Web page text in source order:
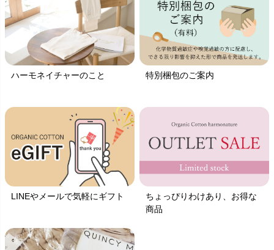
ハーモネイチャーのこと 特別梱包のご案内
LINEやメールで気軽にギフト
ちょっぴりわけあり、お得な
商品